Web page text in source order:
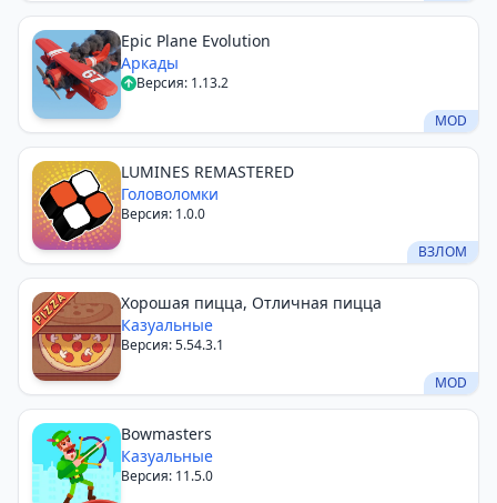
Epic Plane Evolution
Аркады
Версия: 1.13.2
MOD
LUMINES REMASTERED
Головоломки
Версия: 1.0.0
ВЗЛОМ
Хорошая пицца, Отличная пицца
Казуальные
Версия: 5.54.3.1
MOD
Bowmasters
Казуальные
Версия: 11.5.0